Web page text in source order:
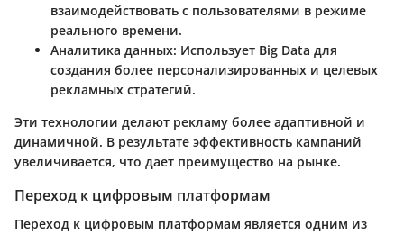
взаимодействовать с пользователями в режиме
реального времени.
Аналитика данных: Использует Big Data для
создания более персонализированных и целевых
рекламных стратегий.
Эти технологии делают рекламу более адаптивной и
динамичной. В результате эффективность кампаний
увеличивается, что дает преимуществo на рынке.
Переход к цифровым платформам
Переход к цифровым платформам является одним из